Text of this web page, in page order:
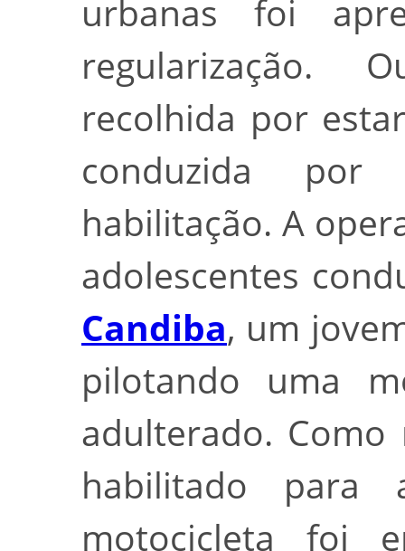
urbanas foi
regularização.
recolhida por
conduzida
habilitação. A
adolescentes
Candiba, um
pilotando uma
adulterado.
habilitado para
motocicleta foi